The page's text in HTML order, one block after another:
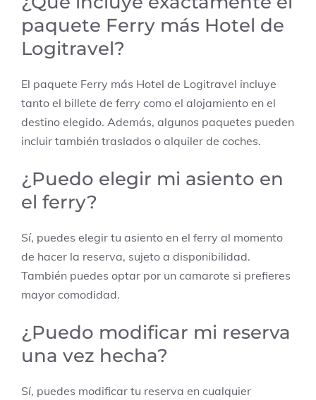
paquete Ferry más Hotel de
Logitravel?
El paquete Ferry más Hotel de Logitravel incluye
tanto el billete de ferry como el alojamiento en el
destino elegido. Además, algunos paquetes pueden
incluir también traslados o alquiler de coches.
¿Puedo elegir mi asiento en
el ferry?
Sí, puedes elegir tu asiento en el ferry al momento
de hacer la reserva, sujeto a disponibilidad.
También puedes optar por un camarote si prefieres
mayor comodidad.
¿Puedo modificar mi reserva
una vez hecha?
Sí, puedes modificar tu reserva en cualquier